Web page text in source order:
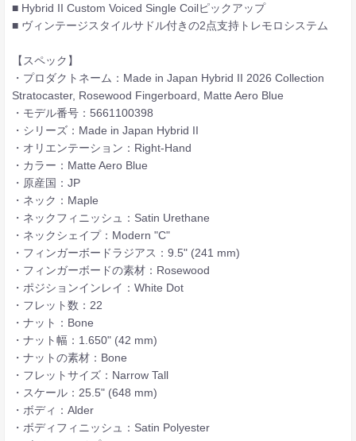
■ Hybrid II Custom Voiced Single Coilピックアップ
■ ヴィンテージスタイルサドル付きの2点支持トレモロシステム
【スペック】
・プロダクトネーム：Made in Japan Hybrid II 2026 Collection
Stratocaster, Rosewood Fingerboard, Matte Aero Blue
・モデル番号：5661100398
・シリーズ：Made in Japan Hybrid II
・オリエンテーション：Right-Hand
・カラー：Matte Aero Blue
・原産国：JP
・ネック：Maple
・ネックフィニッシュ：Satin Urethane
・ネックシェイプ：Modern "C"
・フィンガーボードラジアス：9.5" (241 mm)
・フィンガーボードの素材：Rosewood
・ポジションインレイ：White Dot
・フレット数：22
・ナット：Bone
・ナット幅：1.650" (42 mm)
・ナットの素材：Bone
・フレットサイズ：Narrow Tall
・スケール：25.5" (648 mm)
・ボディ：Alder
・ボディフィニッシュ：Satin Polyester